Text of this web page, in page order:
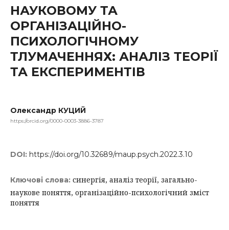
НАУКОВОМУ ТА
ОРГАНІЗАЦІЙНО-
ПСИХОЛОГІЧНОМУ
ТЛУМАЧЕННЯХ: АНАЛІЗ ТЕОРІЇ
ТА ЕКСПЕРИМЕНТІВ
Олександр КУЦИЙ
https://orcid.org/0000-0003-3886-3787
DOI: https://doi.org/10.32689/maup.psych.2022.3.10
Ключові слова: синергія, аналіз теорії, загально-
наукове поняття, організаційно-психологічний зміст
поняття